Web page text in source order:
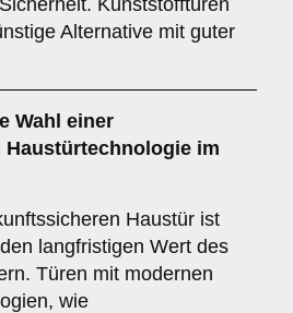
Kunststofftüren
Alternative mit guter
Wahl einer
Haustürtechnologie im
Haustür ist
langfristigen Wert des
Türen mit modernen
wie